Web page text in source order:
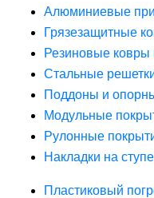
Алюминиевые
Грязезащитные
Резиновые ковры
Стальные
Поддоны и
Модульные
Рулонные
Накладки на
Пластиковый